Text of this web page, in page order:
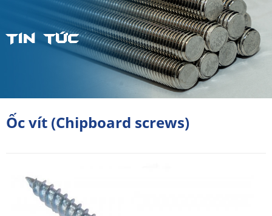
Tin tức
Ốc vít (Chipboard screws)